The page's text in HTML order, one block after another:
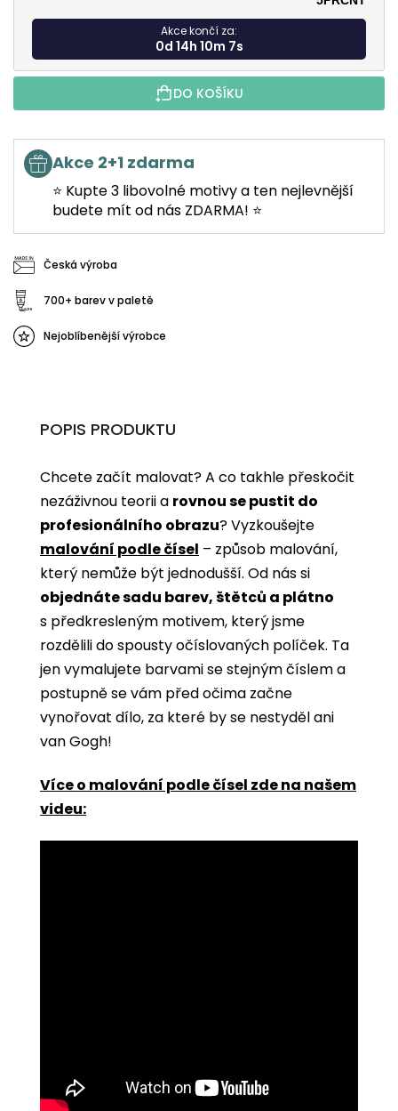
Akce končí za:
0d 14h 10m 6s
DO KOŠÍKU
Akce 2+1 zdarma
⭐ Kupte 3 libovolné motivy a ten nejlevnější
budete mít od nás ZDARMA! ⭐
Česká výroba
700+ barev v paletě
Nejoblíbenější výrobce
POPIS PRODUKTU
Chcete začít malovat? A co takhle přeskočit
nezáživnou teorii a rovnou se pustit do
profesionálního obrazu? Vyzkoušejte
malování podle čísel ­­– způsob malování,
který nemůže být jednodušší. Od nás si
objednáte sadu barev, štětců a plátno
s předkresleným motivem, který jsme
rozdělili do spousty očíslovaných políček. Ta
jen vymalujete barvami se stejným číslem a
postupně se vám před očima začne
vynořovat dílo, za které by se nestyděl ani
van Gogh!
Více o malování podle čísel zde na našem
videu: